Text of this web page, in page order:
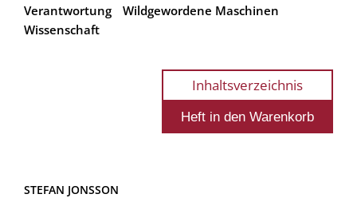
Verantwortung
Wildgewordene Maschinen
Wissenschaft
Inhaltsverzeichnis
STEFAN JONSSON